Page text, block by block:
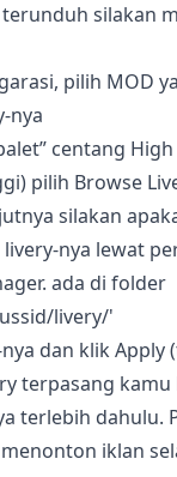
terunduh silakan
pilih MOD
nya
centang
pilih Browse
silakan
nya lewat
ada di folder
livery/'
dan klik Apply
terpasang kamu
terlebih dahulu.
iklan